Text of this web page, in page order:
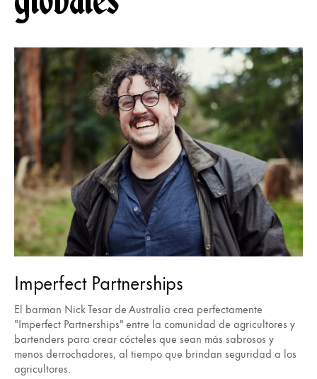
Imperfect Partnerships
El barman Nick Tesar de Australia crea perfectamente
"Imperfect Partnerships" entre la comunidad de agricultores y
bartenders para crear cócteles que sean más sabrosos y
menos derrochadores, al tiempo que brindan seguridad a los
agricultores.